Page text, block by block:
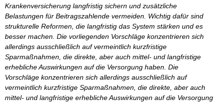
Krankenversicherung langfristig sichern und zusätzliche
Belastungen für Beitragszahlende vermeiden. Wichtig dafür sind
strukturelle Reformen, die langfristig das System stärken und es
besser machen. Die vorliegenden Vorschläge konzentrieren sich
allerdings ausschließlich auf vermeintlich kurzfristige
Sparmaßnahmen, die direkte, aber auch mittel- und langfristige
erhebliche Auswirkungen auf die Versorgung haben. Die
Vorschläge konzentrieren sich allerdings ausschließlich auf
vermeintlich kurzfristige Sparmaßnahmen, die direkte, aber auch
mittel- und langfristige erhebliche Auswirkungen auf die Versorgung